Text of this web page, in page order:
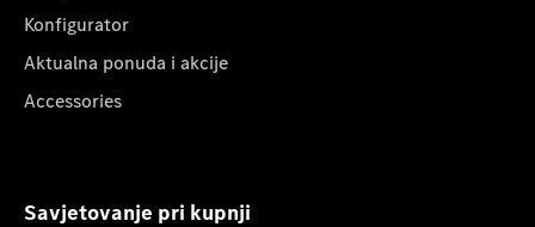
Konfigurator
Aktualna ponuda i akcije
Accessories
Savjetovanje pri kupnji